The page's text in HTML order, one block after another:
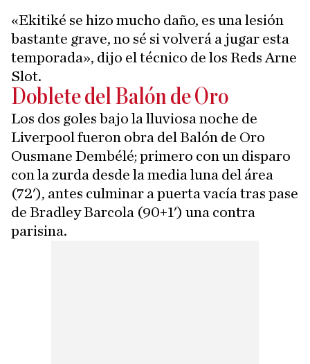
«Ekitiké se hizo mucho daño, es una lesión
bastante grave, no sé si volverá a jugar esta
temporada», dijo el técnico de los Reds Arne
Slot.
Doblete del Balón de Oro
Los dos goles bajo la lluviosa noche de
Liverpool fueron obra del Balón de Oro
Ousmane Dembélé; primero con un disparo
con la zurda desde la media luna del área
(72'), antes culminar a puerta vacía tras pase
de Bradley Barcola (90+1') una contra
parisina.